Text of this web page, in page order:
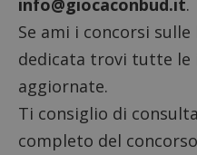
Se ami i concorsi
dedicata trovi tutte le
aggiornate.
Ti consiglio di
completo del